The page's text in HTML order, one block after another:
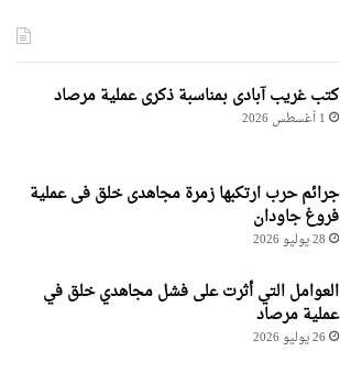
کتب غریب آبادی بمناسبة ذکری عملیة مرصاد
1 أغسطس 2026
جرائم حرب ارتکبها زمرة مجاهدی خلق فی عملیة
فروغ جاودان
28 يوليو 2026
العوامل التي أثرت على فشل مجاهدي خلق في
عملية مرصاد
26 يوليو 2026